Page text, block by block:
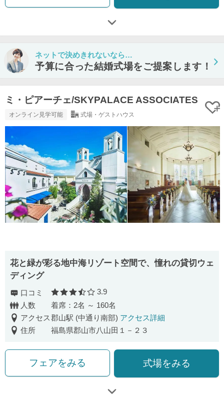
ネットで決めきれないなら…
予算に合った結婚式場をご提案します！
ミ・ピアーチェ/SKYPALACE ASSOCIATES
オンライン見学可能 式場・ゲストハウス
花と緑が彩る地中海リゾート空間で、憧れの貸切ウェ
ディング
口コミ 口コミ評価
3.9
人数
着席：2名 ～ 160名
アクセス郡山駅 (中通り南部) アクセス詳細
住所
福島県郡山市八山田１－２３
フェアをみる 式場をみる